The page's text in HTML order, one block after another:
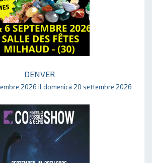
DENVER
2026 il domenica 20 settembre 2026